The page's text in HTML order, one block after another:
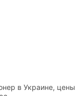
в Украине, цены